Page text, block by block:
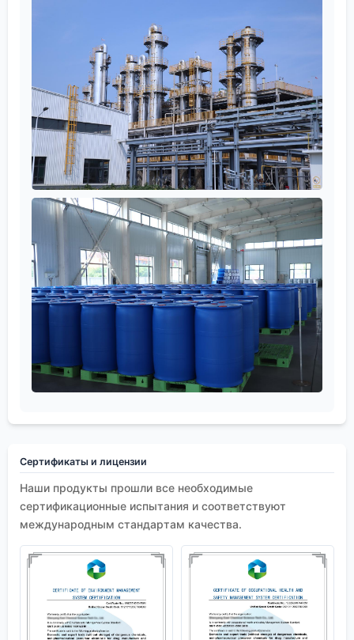
Сертификаты и лицензии
Наши продукты прошли все необходимые
сертификационные испытания и соответствуют
международным стандартам качества.